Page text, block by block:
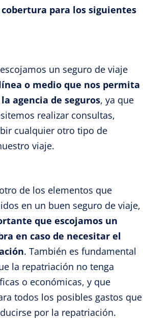
para los siguientes
un seguro de viaje
o medio que nos permita
agencia de seguros, ya que
realizar consultas,
cualquier otro tipo de
viaje.
de los elementos que
en un buen seguro de viaje,
que escojamos un
en caso de necesitar el
. También es fundamental
la repatriación no tenga
o económicas, y que
todos los posibles gastos que
por la repatriación.